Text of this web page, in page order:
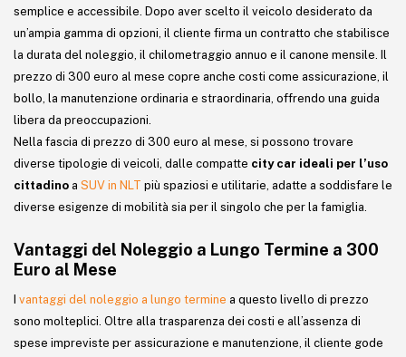
semplice e accessibile. Dopo aver scelto il veicolo desiderato da
un’ampia gamma di opzioni, il cliente firma un contratto che stabilisce
la durata del noleggio, il chilometraggio annuo e il canone mensile. Il
prezzo di 300 euro al mese copre anche costi come assicurazione, il
bollo, la manutenzione ordinaria e straordinaria, offrendo una guida
libera da preoccupazioni.
Nella fascia di prezzo di 300 euro al mese, si possono trovare
diverse tipologie di veicoli, dalle compatte city car ideali per l’uso
cittadino a SUV in NLT più spaziosi e utilitarie, adatte a soddisfare le
diverse esigenze di mobilità sia per il singolo che per la famiglia.
Vantaggi del Noleggio a Lungo Termine a 300
Euro al Mese
vantaggi del noleggio a lungo termine a questo livello di prezzo
sono molteplici. Oltre alla trasparenza dei costi e all’assenza di
spese impreviste per assicurazione e manutenzione, il cliente gode